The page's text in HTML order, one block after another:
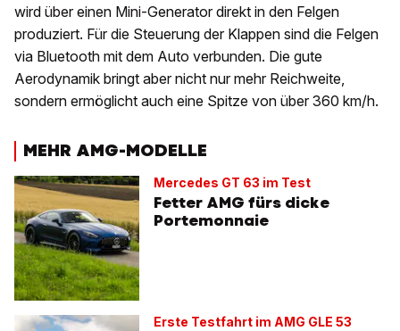
wird über einen Mini-Generator direkt in den Felgen
produziert. Für die Steuerung der Klappen sind die Felgen
via Bluetooth mit dem Auto verbunden. Die gute
Aerodynamik bringt aber nicht nur mehr Reichweite,
sondern ermöglicht auch eine Spitze von über 360 km/h.
MEHR AMG-MODELLE
Mercedes GT 63 im Test
Fetter AMG fürs dicke
Portemonnaie
Erste Testfahrt im AMG GLE 53